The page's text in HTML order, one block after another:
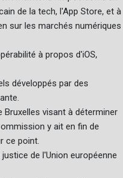
de la tech, l'App Store, et à
sur les marchés numériques
à propos d'iOS,
développés par des
Bruxelles visant à déterminer
y ait en fin de
ce point.
de l'Union européenne